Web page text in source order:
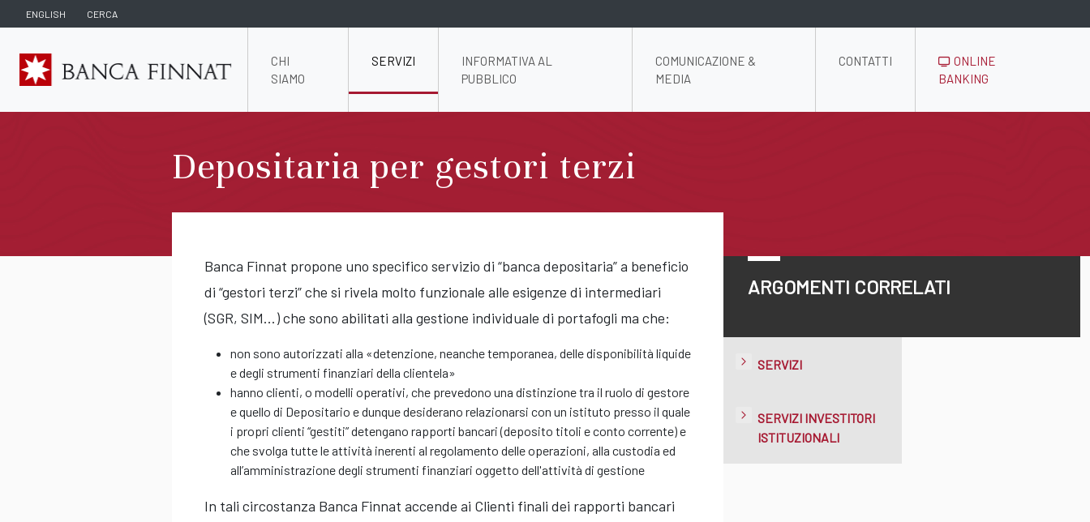
ENGLISH CERCA
CHI
SIAMO
SERVIZI
INFORMATIVA AL
PUBBLICO
COMUNICAZIONE &
MEDIA
CONTATTI
ONLINE
BANKING
Depositaria per gestori terzi
Banca Finnat propone uno specifico servizio di “banca depositaria” a beneficio
di “gestori terzi” che si rivela molto funzionale alle esigenze di intermediari
(SGR, SIM...) che sono abilitati alla gestione individuale di portafogli ma che:
non sono autorizzati alla «detenzione, neanche temporanea, delle disponibilità liquide
e degli strumenti finanziari della clientela»
hanno clienti, o modelli operativi, che prevedono una distinzione tra il ruolo di gestore
e quello di Depositario e dunque desiderano relazionarsi con un istituto presso il quale
i propri clienti “gestiti” detengano rapporti bancari (deposito titoli e conto corrente) e
che svolga tutte le attività inerenti al regolamento delle operazioni, alla custodia ed
all’amministrazione degli strumenti finanziari oggetto dell'attività di gestione
In tali circostanza Banca Finnat accende ai Clienti finali dei rapporti bancari
ARGOMENTI CORRELATI
SERVIZI
SERVIZI INVESTITORI
ISTITUZIONALI